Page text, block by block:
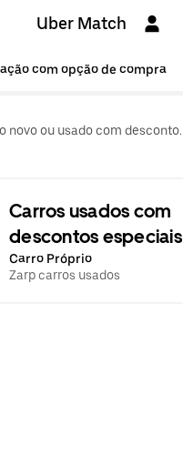
Uber Match
com opção de compra
novo ou usado com desconto.
Carros usados com
descontos especiais
Carro Próprio
Zarp carros usados